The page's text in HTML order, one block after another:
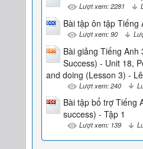
Lượt xem: 2281
Bài tập ôn tập Tiếng
Lượt xem: 90
Bài giảng Tiếng Anh
Success) - Unit 18,
and doing (Lesson 3) -
Lượt xem: 240
Bài tập bổ trợ Tiếng
success) - Tập 1
Lượt xem: 139